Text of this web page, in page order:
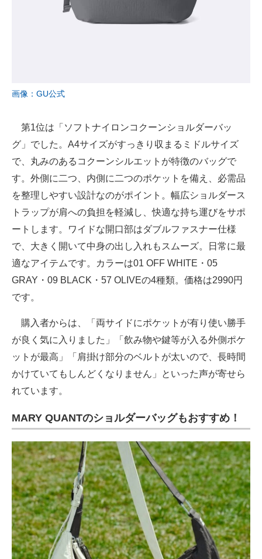
画像：GU公式
第1位は「ソフトナイロンコクーンショルダーバッ
グ」でした。A4サイズがすっきり収まるミドルサイズ
で、丸みのあるコクーンシルエットが特徴のバッグで
す。外側に二つ、内側に二つのポケットを備え、必需品
を整理しやすい設計なのがポイント。幅広ショルダース
トラップが肩への負担を軽減し、快適な持ち運びをサポ
ートします。ワイドな開口部はダブルファスナー仕様
で、大きく開いて中身の出し入れもスムーズ。日常に最
適なアイテムです。カラーは01 OFF WHITE・05
GRAY・09 BLACK・57 OLIVEの4種類。価格は2990円
です。
購入者からは、「両サイドにポケットが有り使い勝手
が良く気に入りました」「飲み物や鍵等が入る外側ポケ
ットが最高」「肩掛け部分のベルトが太いので、長時間
かけていてもしんどくなりません」といった声が寄せら
れています。
MARY QUANTのショルダーバッグもおすすめ！